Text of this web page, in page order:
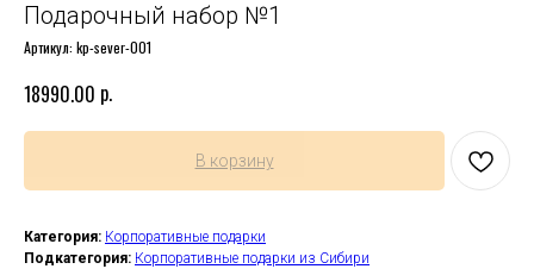
Подарочный набор №1
Артикул: kp-sever-001
18990.00 р.
В корзину
Категория: Корпоративные подарки
Подкатегория: Корпоративные подарки из Сибири